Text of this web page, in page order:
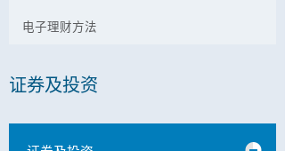
电子理财方法
证券及投资